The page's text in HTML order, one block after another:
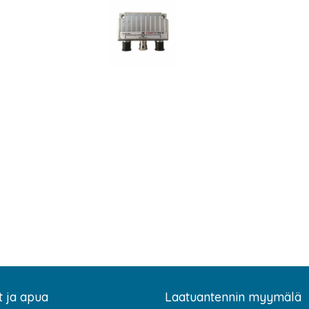
ja apua Laatuantennin myymälä